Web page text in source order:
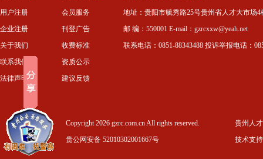
用户注册
企业注册
关于我们
联系我们
法律声明
会员服务
刊登广告
收费标准
资质公示
建议反馈
地址：贵阳市毓秀路25号贵州省人才大市场
邮 编：550001 E-mail：gzrcxxw@yeah.net
联系电话：0851-88343488 投诉举报电话：
Copyright 2026 gzrc.com.cn All rights reserved.
贵公网安备 52010302001667号
贵州人
技术支